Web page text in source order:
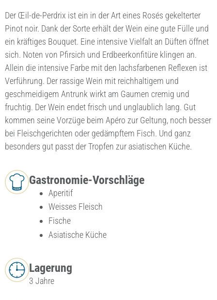
Der Œil-de-Perdrix ist ein in der Art eines Rosés gekelterter
Pinot noir. Dank der Sorte erhält der Wein eine gute Fülle und
ein kräftiges Bouquet. Eine intensive Vielfalt an Düften öffnet
sich. Noten von Pfirsich und Erdbeerkonfitüre klingen an.
Allein die intensive Farbe mit den lachsfarbenen Reflexen ist
Verführung. Der rassige Wein mit reichhaltigem und
geschmeidigem Antrunk wirkt am Gaumen cremig und
fruchtig. Der Wein endet frisch und unglaublich lang. Gut
kommen seine Vorzüge beim Apéro zur Geltung, noch besser
bei Fleischgerichten oder gedämpftem Fisch. Und ganz
besonders gut passt der Tropfen zur asiatischen Küche.
Gastronomie-Vorschläge
Aperitif
Weisses Fleisch
Fische
Asiatische Küche
Lagerung
3 Jahre